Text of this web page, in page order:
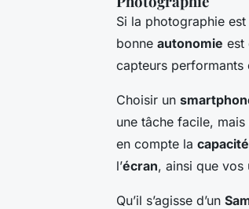
Si la photographie
bonne autonomie est
capteurs performants
Choisir un
une tâche facile,
en compte la
l’écran, ainsi que vos
Qu’il s’agisse d’un